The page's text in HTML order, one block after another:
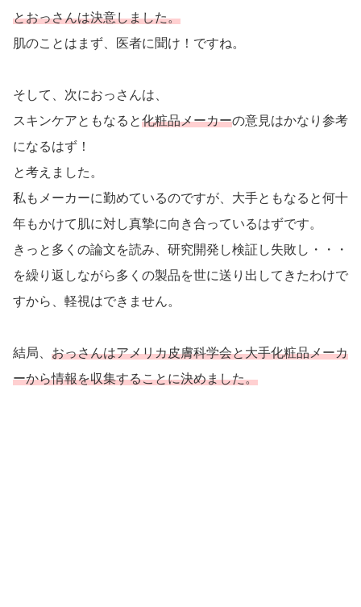
とおっさんは決意しました。
肌のことはまず、医者に聞け！ですね。
そして、次におっさんは、
スキンケアともなると化粧品メーカーの意見はかなり参考
になるはず！
と考えました。
私もメーカーに勤めているのですが、大手ともなると何十
年もかけて肌に対し真摯に向き合っているはずです。
きっと多くの論文を読み、研究開発し検証し失敗し・・・
を繰り返しながら多くの製品を世に送り出してきたわけで
すから、軽視はできません。
結局、 おっさんはアメリカ皮膚科学会と大手化粧品メーカ
ーから情報を収集することに決めました。